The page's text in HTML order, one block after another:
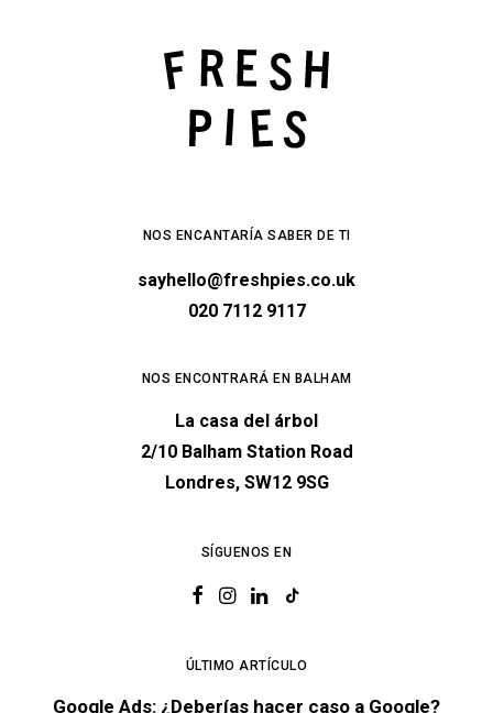
NOS ENCANTARÍA SABER DE TI
sayhello@freshpies.co.uk
020 7112 9117
NOS ENCONTRARÁ EN BALHAM
La casa del árbol
2/10 Balham Station Road
Londres, SW12 9SG
SÍGUENOS EN
ÚLTIMO ARTÍCULO
Google Ads: ¿Deberías hacer caso a Google?